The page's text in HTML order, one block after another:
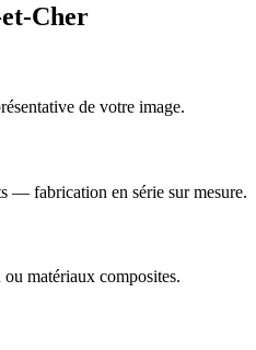
Cher
de votre image.
— fabrication en série sur mesure.
matériaux composites.